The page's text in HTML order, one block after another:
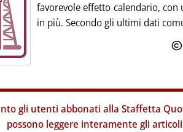
favorevole effetto calendario, con
in più. Secondo gli ultimi dati
gli utenti abbonati alla Staffetta
possono leggere interamente gli